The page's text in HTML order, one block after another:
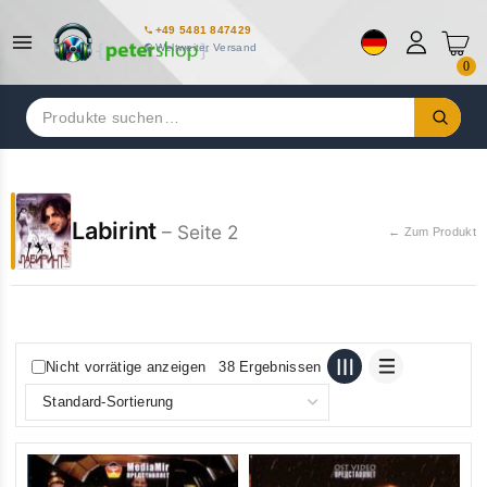
+49 5481 847429
Weltweiter Versand
0
Suchen
nach:
Labirint – Seite 2 ← Zum Produkt
Nicht vorrätige anzeigen 38 Ergebnissen